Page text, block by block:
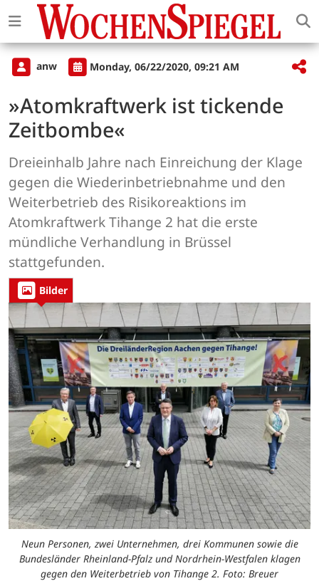
anw Monday, 06/22/2020, 09:21 AM
»Atomkraftwerk ist tickende
Zeitbombe«
Dreieinhalb Jahre nach Einreichung der Klage
gegen die Wiederinbetriebnahme und den
Weiterbetrieb des Risikoreaktions im
Atomkraftwerk Tihange 2 hat die erste
mündliche Verhandlung in Brüssel
stattgefunden.
Bilder
Neun Personen, zwei Unternehmen, drei Kommunen sowie die
Bundesländer Rheinland-Pfalz und Nordrhein-Westfalen klagen
gegen den Weiterbetrieb von Tihange 2. Foto: Breuer